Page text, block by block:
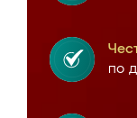
по